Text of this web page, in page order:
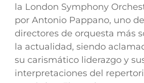
la London Symphony
por Antonio Pappano, uno
directores de orquesta más
la actualidad, siendo
su carismático liderazgo y
interpretaciones del